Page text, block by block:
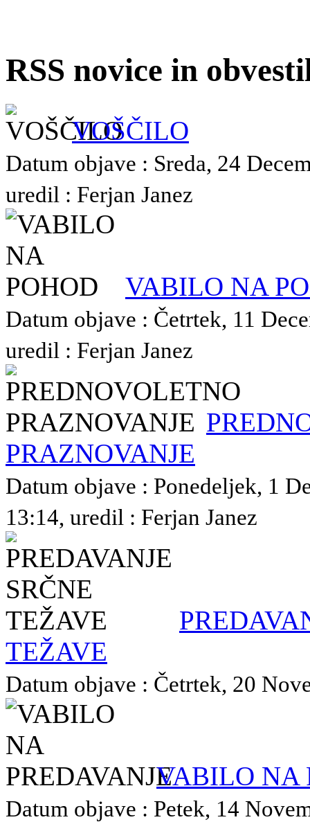
RSS novice in
VOŠČILO
Datum objave : Sreda, 24
uredil : Ferjan Janez
VABILO NA
Datum objave : Četrtek, 11
uredil : Ferjan Janez
PRAZNOVANJE
Datum objave : Ponedeljek, 1
13:14, uredil : Ferjan Janez
TEŽAVE
Datum objave : Četrtek, 20
VABILO NA
Datum objave : Petek, 14